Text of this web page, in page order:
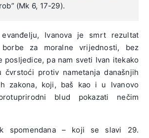
(Mk 6, 17-29).
evanđelju, Ivanova je smrt rezultat
za moralne vrijednosti, bez
posljedice, pa nam sveti Ivan itekako
protiv nametanja današnjih
zakona, koji, baš kao i u Ivanovo
blud pokazati nečim
spomendana – koji se slavi 29.